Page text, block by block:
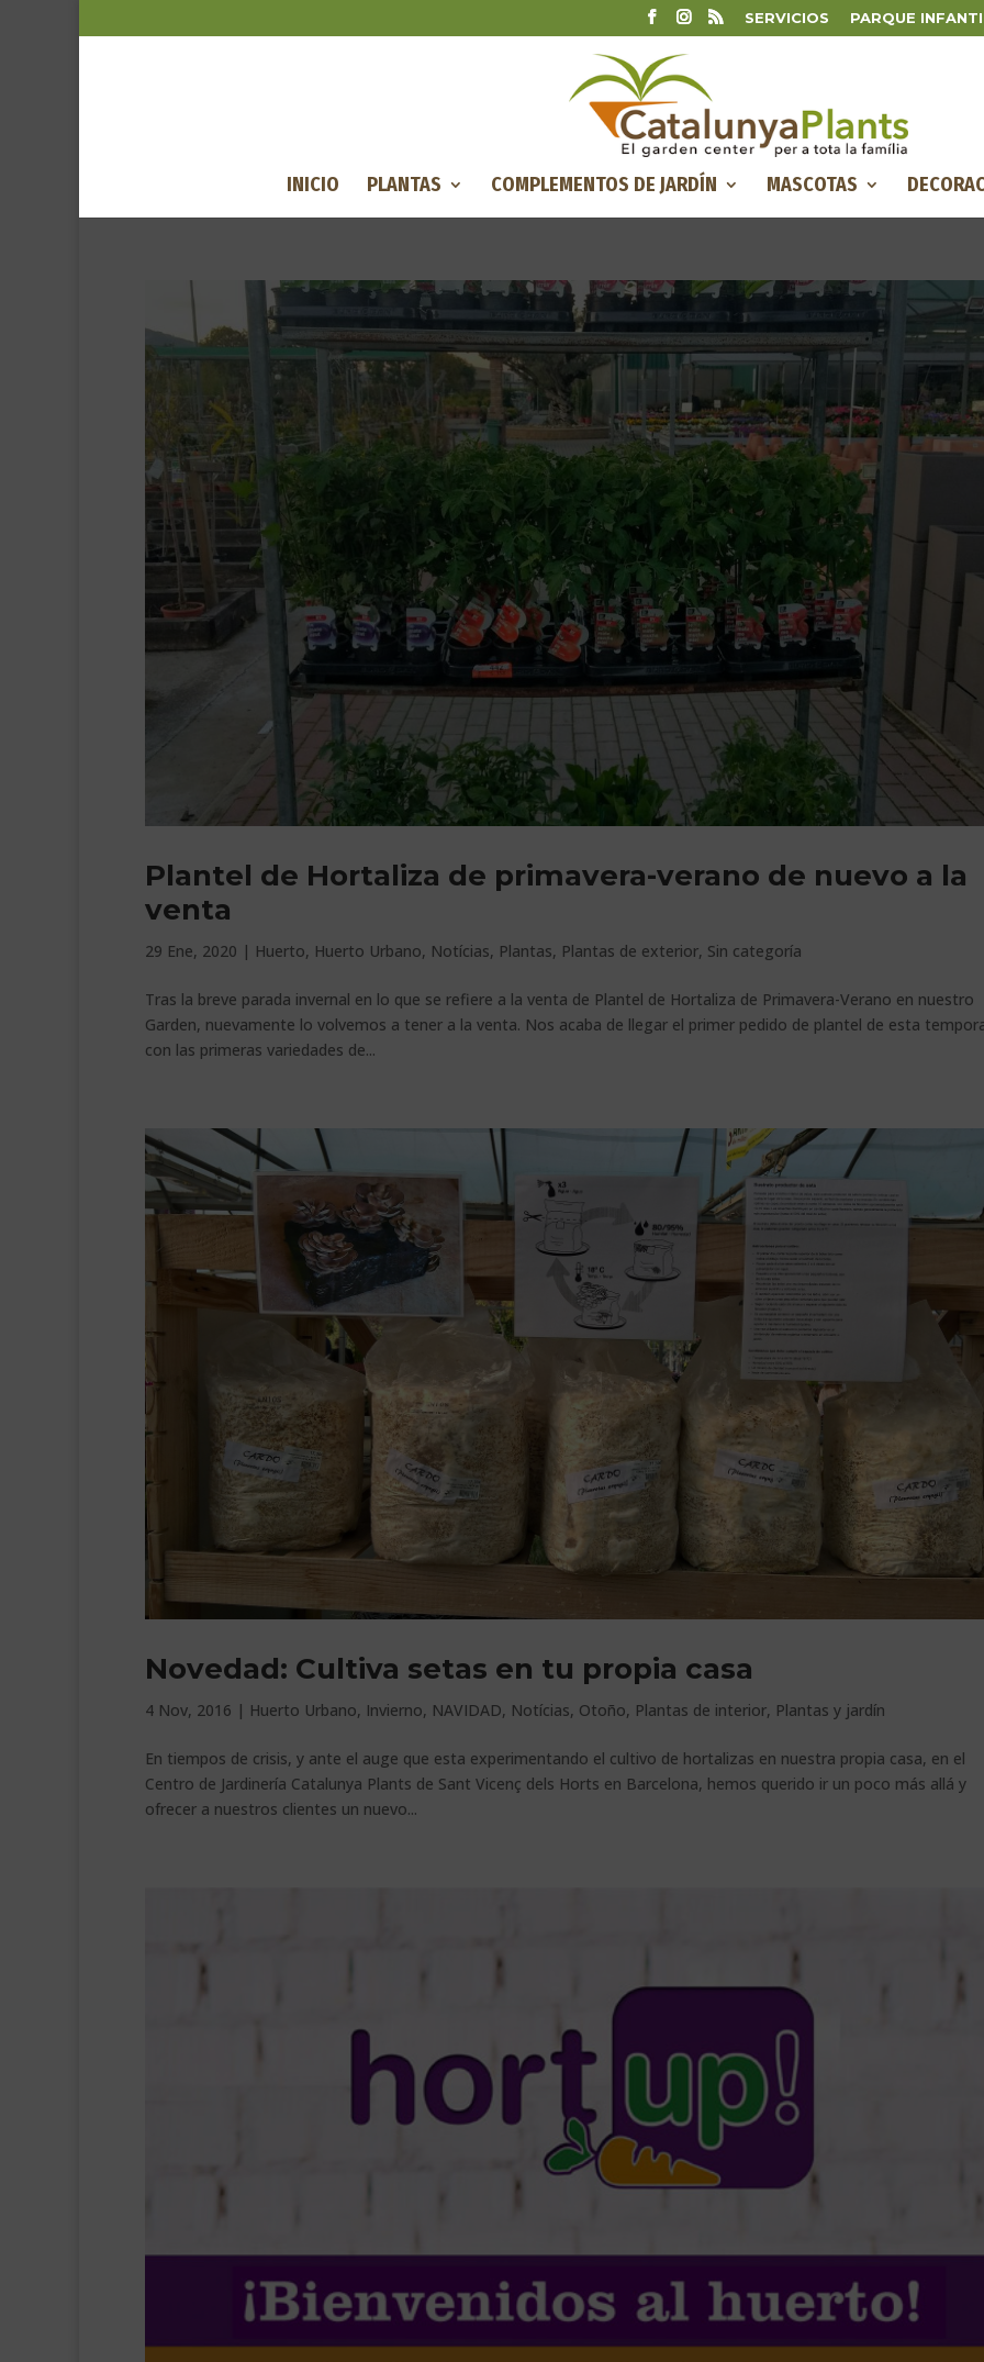
SERVICIOS PARQUE
INICIO PLANTAS COMPLEMENTOS DE JARDÍN MASCOTAS
Plantel de Hortaliza de primavera-verano de nuevo a la
venta
29 Ene, 2020 | Huerto, Huerto Urbano, Notícias, Plantas, Plantas de exterior, Sin categoría
Tras la breve parada invernal en lo que se refiere a la venta de Plantel de Hortaliza de Primavera-Verano en nuestro
Garden, nuevamente lo volvemos a tener a la venta. Nos acaba de llegar el primer pedido de plantel de esta
con las primeras variedades de...
Novedad: Cultiva setas en tu propia casa
4 Nov, 2016 | Huerto Urbano, Invierno, NAVIDAD, Notícias, Otoño, Plantas de interior, Plantas y jardín
En tiempos de crisis, y ante el auge que esta experimentando el cultivo de hortalizas en nuestra propia casa, en el
Centro de Jardinería Catalunya Plants de Sant Vicenç dels Horts en Barcelona, hemos querido ir un poco más allá y
ofrecer a nuestros clientes un nuevo...